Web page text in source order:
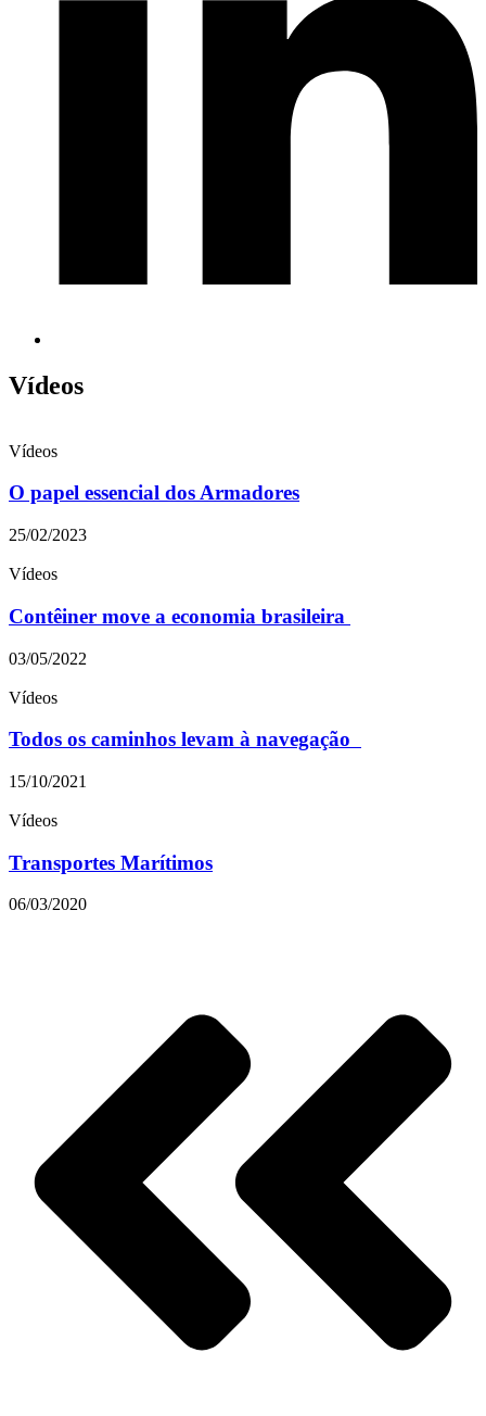
Vídeos
Vídeos
O papel essencial dos Armadores
25/02/2023
Vídeos
Contêiner move a economia brasileira
03/05/2022
Vídeos
Todos os caminhos levam à navegação
15/10/2021
Vídeos
Transportes Marítimos
06/03/2020